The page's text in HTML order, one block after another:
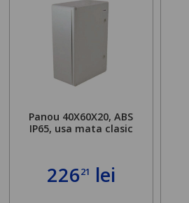
Panou 40X60X20, ABS
IP65, usa mata clasic
22621 lei